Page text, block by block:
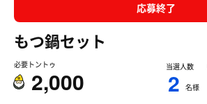
応募終了
もつ鍋セット
必要トントゥ
2,000
当選人数
2 名様